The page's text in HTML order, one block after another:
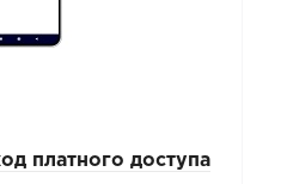
платного доступа